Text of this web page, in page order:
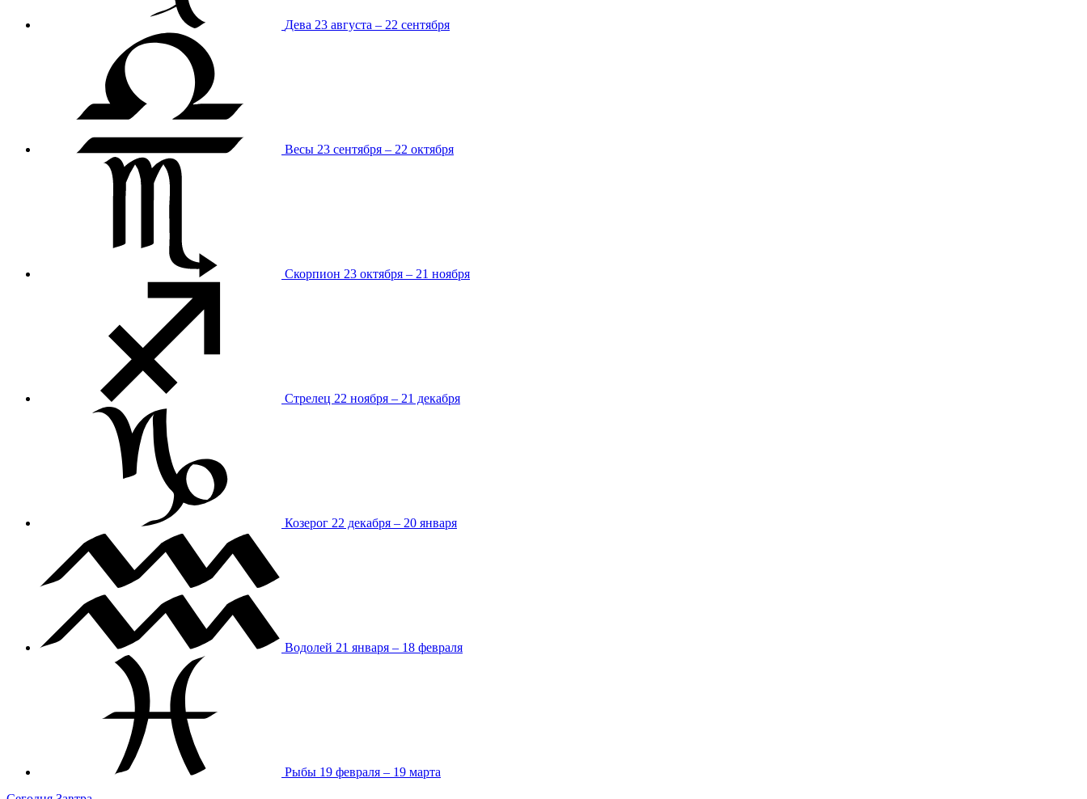
Дева 23 августа – 22 сентября
Весы 23 сентября – 22 октября
Скорпион 23 октября – 21 ноября
Стрелец 22 ноября – 21 декабря
Козерог 22 декабря – 20 января
Водолей 21 января – 18 февраля
Рыбы 19 февраля – 19 марта